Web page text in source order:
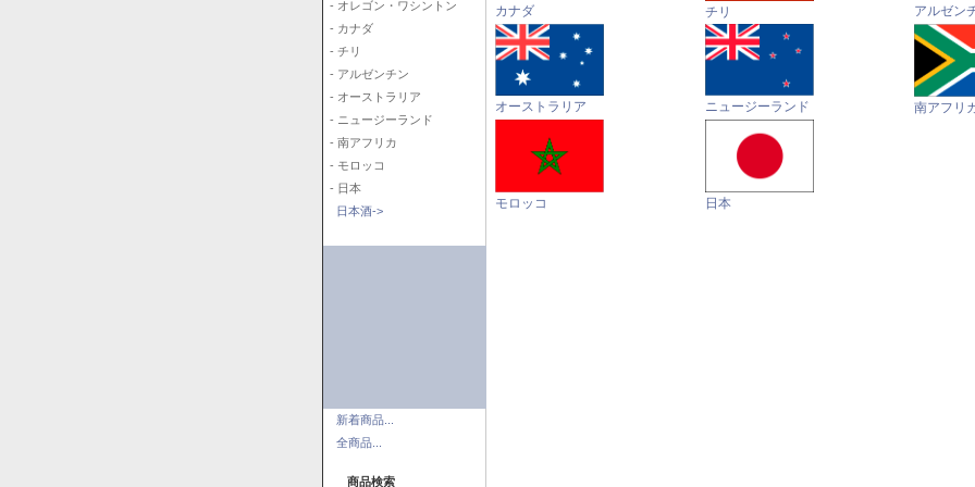
- オレゴン・ワシントン
- カナダ
- チリ
- アルゼンチン
- オーストラリア
- ニュージーランド
- 南アフリカ
- モロッコ
- 日本
日本酒->
新着商品...
全商品...
商品検索
カナダ チリ アルゼン
オーストラリア ニュージーランド 南アフリ
モロッコ 日本